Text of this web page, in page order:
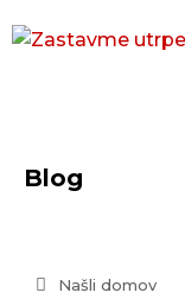
Blog
Našli domov